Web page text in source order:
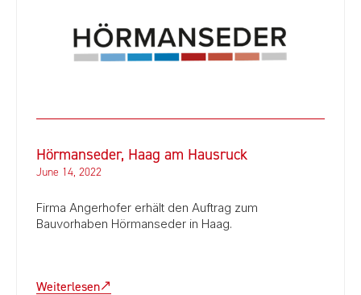
Hörmanseder, Haag am Hausruck
June 14, 2022
Firma Angerhofer erhält den Auftrag zum
Bauvorhaben Hörmanseder in Haag.
Weiterlesen